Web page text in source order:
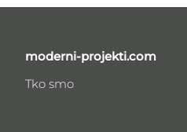
moderni-projekti.com
Tko smo